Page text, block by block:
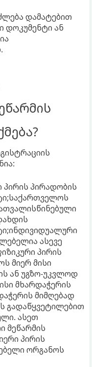
დამატებით
დოკუმენტი ან
პირის პირადობის
ასევე
პირის
მიერ მისი
ან უგზო-უკვლოდ
მხარდაჭერის
მიმღებად
გადაწყვეტილებით
ასეთ
მეწარმის
პირის
ორგანოს